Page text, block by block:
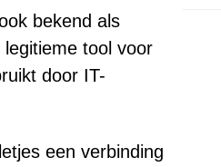
bekend als
tool voor
door IT-
een verbinding